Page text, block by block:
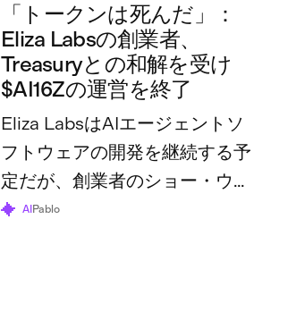
「トークンは死んだ」：
Eliza Labsの創業者、
Treasuryとの和解を受け
$AI16Zの運営を終了
Eliza LabsはAIエージェントソ
フトウェアの開発を継続する予
定だが、創業者のショー・ウォ
ルターズ氏は、トークンとその
AI Pablo